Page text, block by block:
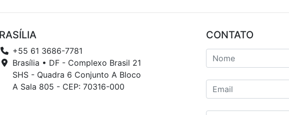
+55 61 3686-7781
Brasília • DF - Complexo Brasil 21
SHS - Quadra 6 Conjunto A Bloco
A Sala 805 - CEP: 70316-000
CONTATO